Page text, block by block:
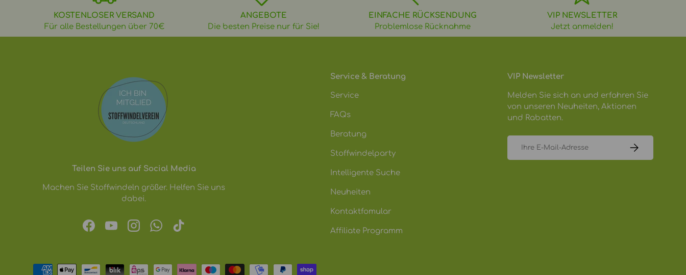
KOSTENLOSER VERSAND
Für alle Bestellungen über 70€
ANGEBOTE
Die besten Preise nur für Sie!
EINFACHE RÜCKSENDUNG
Problemlose Rücknahme
VIP NEWSLETTER
Jetzt anmelden!
Teilen Sie uns auf Social Media
Machen Sie Stoffwindeln größer. Helfen Sie uns
dabei.
FacebookYouTubeInstagramWhatsApp
TikTok
Service & Beratung
Service
FAQs
Beratung
Stoffwindelparty
Intelligente Suche
Neuheiten
Kontaktfomular
Affiliate Programm
VIP Newsletter
Melden Sie sich an und erfahren Sie
von unseren Neuheiten, Aktionen
und Rabatten.
ABONNIEREN
Zahlungsmethoden